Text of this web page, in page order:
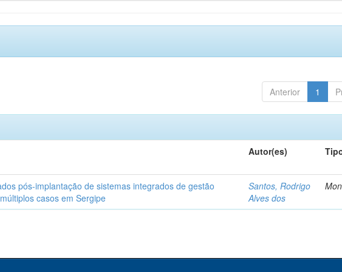
Anterior 1
Autor(es)
pós-implantação de sistemas integrados de gestão
casos em Sergipe
Santos, Rodrigo
Alves dos